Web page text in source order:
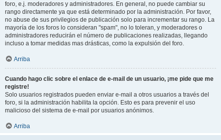
foro, e.j. moderadores y administradores. En general, no puede cambiar su
rango directamente ya que está determinado por la administración. Por favor,
no abuse de sus privilegios de publicación solo para incrementar su rango. La
mayoría de los foros lo consideran "spam", no lo toleran, y moderadores o
administradores reducirán el número de publicaciones realizadas, llegando
incluso a tomar medidas mas drásticas, como la expulsión del foro.
Arriba
Cuando hago clic sobre el enlace de e-mail de un usuario, ¡me pide que me
registre!
Solo usuarios registrados pueden enviar e-mail a otros usuarios a través del
foro, si la administración habilita la opción. Esto es para prevenir el uso
malicioso del sistema de e-mail por usuarios anónimos.
Arriba